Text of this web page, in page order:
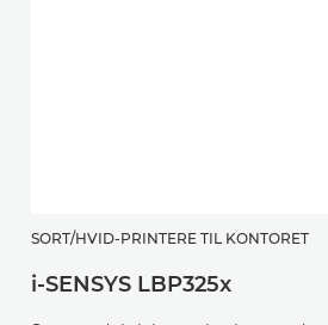
SORT/HVID-PRINTERE TIL KONTORET
i-SENSYS LBP325x